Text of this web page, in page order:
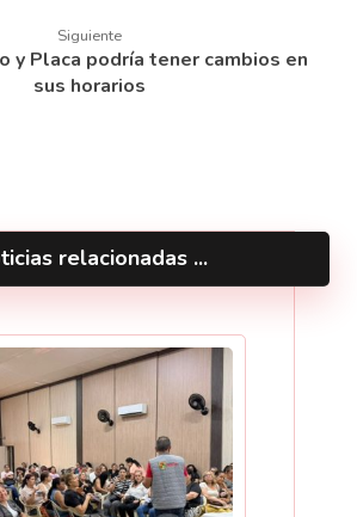
Siguiente
y Placa podría tener cambios en
sus horarios
relacionadas ...